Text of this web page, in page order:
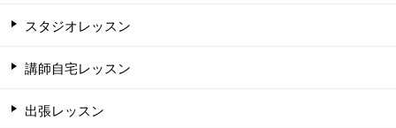
スタジオレッスン
講師自宅レッスン
出張レッスン